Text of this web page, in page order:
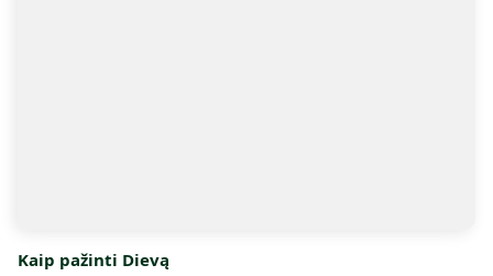
Kaip pažinti Dievą